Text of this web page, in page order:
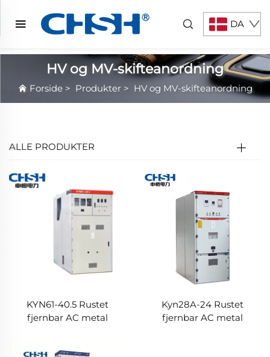
DA
HV og MV-skifteanordning
Forside> Produkter> HV og MV-skifteanordning
ALLE PRODUKTER
KYN61-40.5 Rustet
fjernbar AC metal
Kyn28A-24 Rustet
fjernbar AC metal